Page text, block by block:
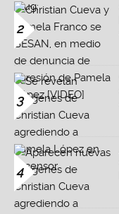
2
3
4